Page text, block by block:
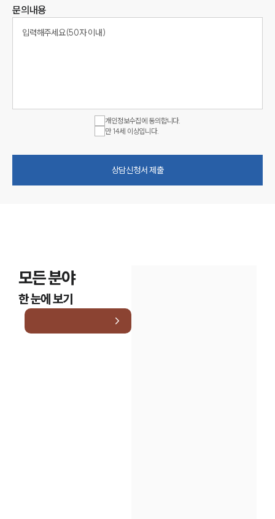
문의내용
개인정보수집에 동의합니다.
만 14세 이상입니다.
상담신청서 제출
모든 분야
한 눈에 보기